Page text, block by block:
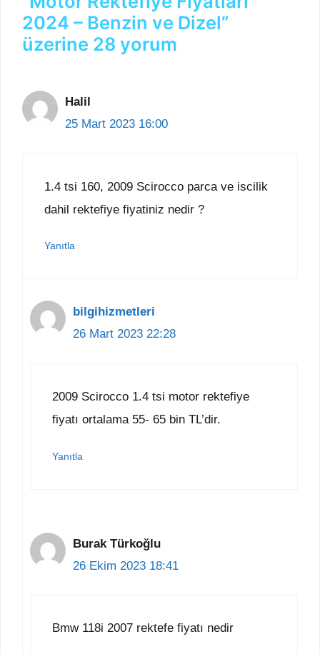
2024 – Benzin ve Dizel”
üzerine 28 yorum
Halil
25 Mart 2023 16:00
1.4 tsi 160, 2009 Scirocco parca ve iscilik
dahil rektefiye fiyatiniz nedir ?
Yanıtla
bilgihizmetleri
26 Mart 2023 22:28
2009 Scirocco 1.4 tsi motor rektefiye
fiyatı ortalama 55- 65 bin TL’dir.
Yanıtla
Burak Türkoğlu
26 Ekim 2023 18:41
Bmw 118i 2007 rektefe fiyatı nedir